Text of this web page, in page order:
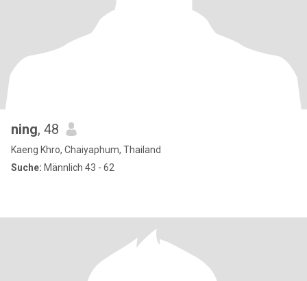
ning, 48
Kaeng Khro, Chaiyaphum, Thailand
Suche: Männlich 43 - 62